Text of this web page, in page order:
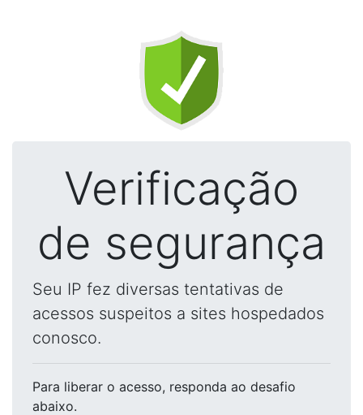
Verificação
de segurança
Seu IP fez diversas tentativas de
acessos suspeitos a sites hospedados
conosco.
Para liberar o acesso, responda ao desafio
abaixo.